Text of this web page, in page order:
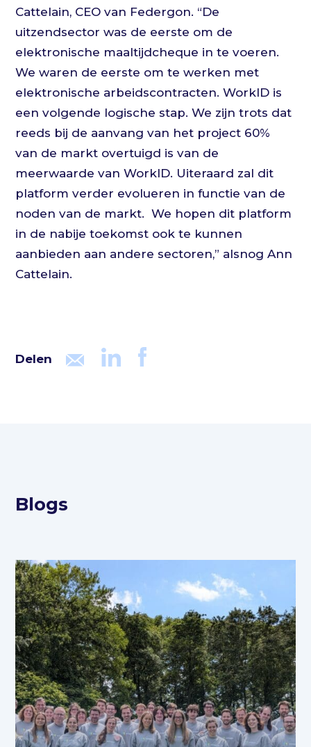
Cattelain, CEO van Federgon. “De
uitzendsector was de eerste om de
elektronische maaltijdcheque in te voeren.
We waren de eerste om te werken met
elektronische arbeidscontracten. WorkID is
een volgende logische stap. We zijn trots dat
reeds bij de aanvang van het project 60%
van de markt overtuigd is van de
meerwaarde van WorkID. Uiteraard zal dit
platform verder evolueren in functie van de
noden van de markt. We hopen dit platform
in de nabije toekomst ook te kunnen
aanbieden aan andere sectoren,” alsnog Ann
Cattelain.
Delen
Blogs